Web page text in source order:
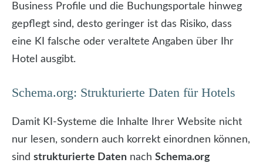
Business Profile und die Buchungsportale hinweg
gepflegt sind, desto geringer ist das Risiko, dass
eine KI falsche oder veraltete Angaben über Ihr
Hotel ausgibt.
Schema.org: Strukturierte Daten für Hotels
Damit KI-Systeme die Inhalte Ihrer Website nicht
nur lesen, sondern auch korrekt einordnen können,
sind strukturierte Daten nach Schema.org